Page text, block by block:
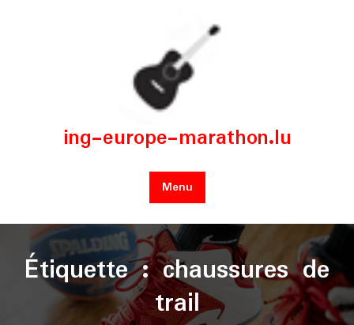
ing-europe-marathon.lu
Menu
Étiquette :chaussures de
trail